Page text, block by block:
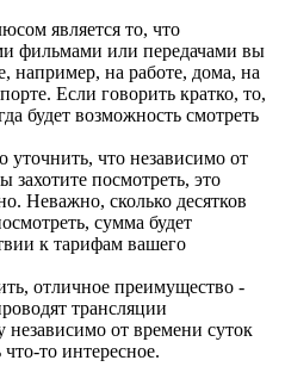
является то, что
фильмами или передачами вы
например, на работе, дома, на
Если говорить кратко, то,
будет возможность смотреть
что независимо от
захотите посмотреть, это
Неважно, сколько десятков
сумма будет
к тарифам вашего
отличное преимущество -
трансляции
независимо от времени суток
то интересное.